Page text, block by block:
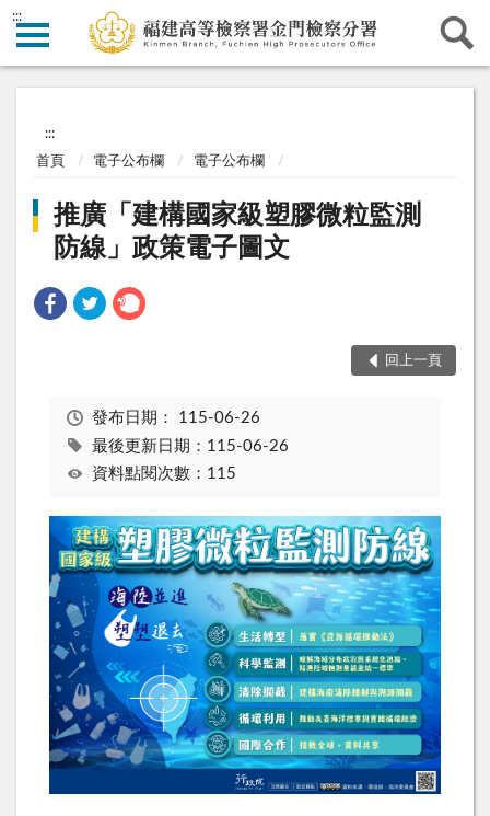
:::
:::
首頁 電子公布欄 電子公布欄
推廣「建構國家級塑膠微粒監測
防線」政策電子圖文
回上一頁
發布日期： 115-06-26
最後更新日期：115-06-26
資料點閱次數：115